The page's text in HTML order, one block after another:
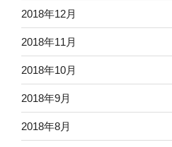
2018年12月
2018年11月
2018年10月
2018年9月
2018年8月